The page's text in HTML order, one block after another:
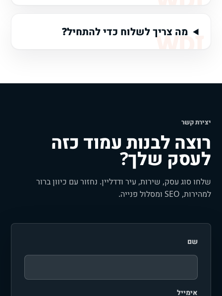
מה צריך לשלוח כדי להתחיל?
יצירת קשר
רוצה לבנות עמוד כזה
לעסק שלך?
שלחו סוג עסק, שירות, עיר ודדליין. נחזור עם כיוון ברור
למהירות, SEO ומסלול פנייה.
שם
אימייל